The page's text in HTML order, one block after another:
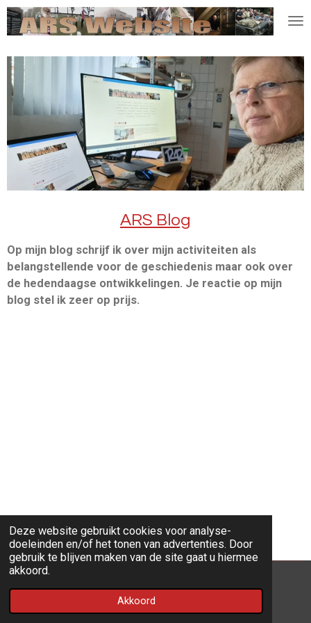
Deze website gebruikt cookies voor analyse-
doeleinden en/of het tonen van advertenties. Door
gebruik te blijven maken van de site gaat u hiermee
akkoord.
Akkoord
Ga
direct
de
hoofdinhoud
ARS Blog
Op mijn blog schrijf ik over mijn activiteiten als
belangstellende voor de geschiedenis maar ook over
de hedendaagse ontwikkelingen. Je reactie op mijn
blog stel ik zeer op prijs.